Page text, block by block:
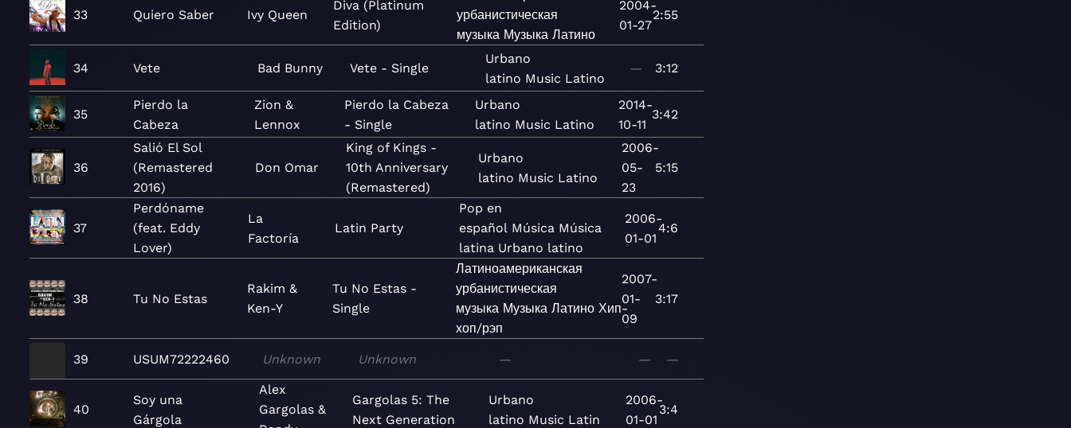
33 Quiero Saber Ivy Queen
Diva (Platinum
Edition)
урбанистическая
музыка Музыка Латино
2004-
01-27
2:55
34 Vete Bad Bunny Vete - Single
Urbano
latino Music Latino
— 3:12
35
Pierdo la
Cabeza
Zion &
Lennox
Pierdo la Cabeza
- Single
Urbano
latino Music Latino
2014-
10-11
3:42
36
Salió El Sol
(Remastered
2016)
Don Omar
King of Kings -
10th Anniversary
(Remastered)
Urbano
latino Music Latino
2006-
05-
23
5:15
37
Perdóname
(feat. Eddy
Lover)
La
Factoría
Latin Party
Pop en
español Música Música
latina Urbano latino
2006-
01-01
4:6
38 Tu No Estas
Rakim &
Ken-Y
Tu No Estas -
Single
Латиноамериканская
урбанистическая
музыка Музыка Латино Хип-
хоп/рэп
2007-
01-
09
3:17
39 USUM72222460 Unknown Unknown — — —
40
Soy una
Gárgola
Alex
Gargolas &
Gargolas 5: The
Next Generation
Urbano
latino Music Latin
2006-
01-01
3:4